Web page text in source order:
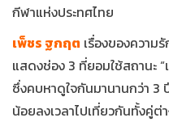
กีฬาแห่งประทศไทย
เพ็ชร ฐกฤต เรื่องของความ
แสดงช่อง 3 ที่ยอมใช้สถานะ
ซึ่งคบหาดูใจกันมานานกว่า 3
น้อยลงเวลาไปเที่ยวกันทั้งคู่